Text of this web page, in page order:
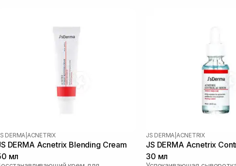
DERMA ACNETRIX
DERMA Acnetrix Blending Cream
мл
JS DERMA ACNETRIX
JS DERMA Acnetrix
30 мл